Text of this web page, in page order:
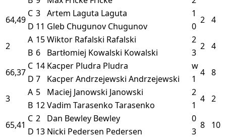
64,49
C 3 Artem Laguta Laguta 1
2 4
D 11 Gleb Chugunov Chugunov
0
2
A 15Wiktor Rafalski Rafalski 2
2 4
B 6 Bartłomiej Kowalski Kowalski
3
66,37
C 14 Kacper Pludra Pludra w
4 8
D 7 Kacper Andrzejewski Andrzejewski
1
3
A 5 Maciej Janowski Janowski 2
4 2
B 12Vadim Tarasenko Tarasenko
1
65,41
C 2 Dan Bewley Bewley 0
8 10
D 13 Nicki Pedersen Pedersen
3